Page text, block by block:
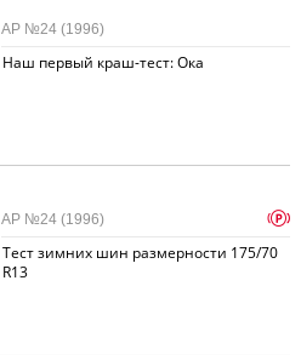
Наш первый краш-тест: Ока
АР №24 (1996)
Тест зимних шин размерности 175/70
R13
АР №24 (1996) p